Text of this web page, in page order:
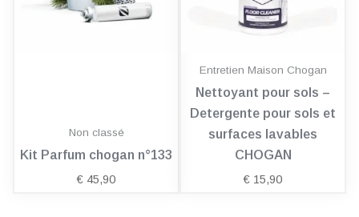
Non classé
Kit Parfum chogan n°133
€ 45,90
Entretien Maison Chogan
Nettoyant pour sols –
Detergente pour sols et
surfaces lavables
CHOGAN
€ 15,90